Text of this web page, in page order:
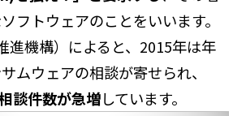
フトウェアのことをいいます。
進機構）によると、2015年は年
ムウェアの相談が寄せられ、
談件数が急増しています。